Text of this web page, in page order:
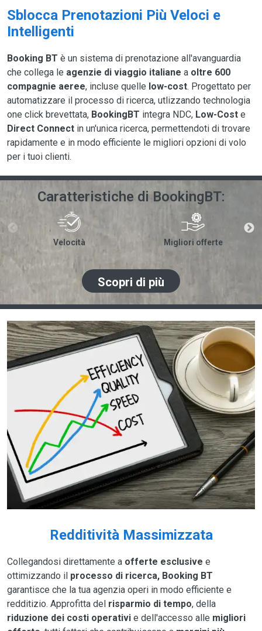
Sblocca Prenotazioni Più Veloci e
Intelligenti
Booking BT è un sistema di prenotazione all'avanguardia
che collega le agenzie di viaggio italiane a oltre 600
compagnie aeree, incluse quelle low-cost. Progettato per
automatizzare il processo di ricerca, utlizzando technologia
one click brevettata, BookingBT integra NDC, Low-Cost e
Direct Connect in un'unica ricerca, permettendoti di trovare
rapidamente e in modo efficiente le migliori opzioni di volo
per i tuoi clienti.
Caratteristiche di BookingBT:
Velocità Migliori offerte
Scopri di più
Redditività Massimizzata
Collegandosi direttamente a offerte esclusive e
ottimizzando il processo di ricerca, Booking BT
garantisce che la tua agenzia operi in modo efficiente e
redditizio. Approfitta del risparmio di tempo, della
riduzione dei costi operativi e dell'accesso alle migliori